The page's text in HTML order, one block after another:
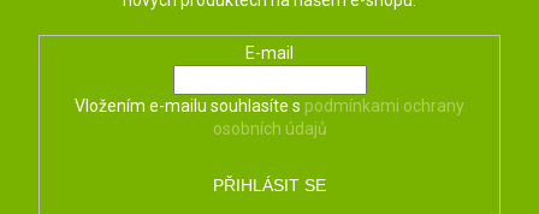
E-mail
Vložením e-mailu souhlasíte s podmínkami ochrany
osobních údajů
PŘIHLÁSIT SE